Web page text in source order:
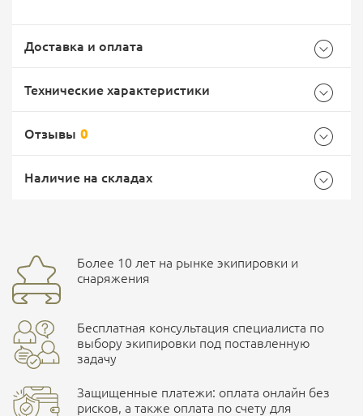
Доставка и оплата
Доставка Почтой России
EMS Почта России
Доставка курьерской службой СДЭК -
Технические характеристики
Бренд PMX
Отзывы 0
Ваш отзыв
Наличие на складах
улица Маяковского, 10
ПОДРОБНЕЕ О СКЛАДЕ
Более 10 лет на рынке экипировки и
снаряжения
Бесплатная консультация специалиста по
выбору экипировки под поставленную
задачу
Защищенные платежи: оплата онлайн без
рисков, а также оплата по счету для